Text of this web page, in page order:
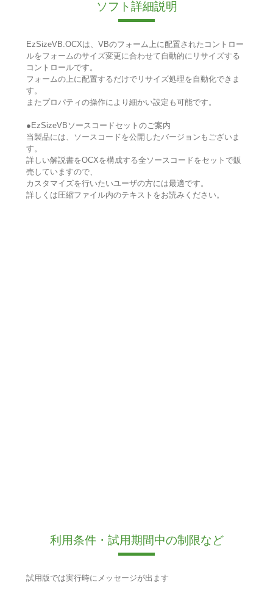
ソフト詳細説明
EzSizeVB.OCXは、VBのフォーム上に配置されたコントロー
ルをフォームのサイズ変更に合わせて自動的にリサイズする
コントロールです。
フォームの上に配置するだけでリサイズ処理を自動化できま
す。
またプロパティの操作により細かい設定も可能です。
●EzSizeVBソースコードセットのご案内
当製品には、ソースコードを公開したバージョンもございま
す。
詳しい解説書をOCXを構成する全ソースコードをセットで販
売していますので、
カスタマイズを行いたいユーザの方には最適です。
詳しくは圧縮ファイル内のテキストをお読みください。
利用条件・試用期間中の制限など
試用版では実行時にメッセージが出ます